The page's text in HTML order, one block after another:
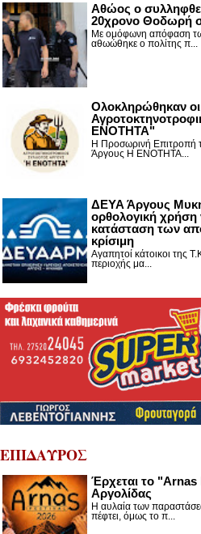
Αθώος ο
20χρονο Θοδωρή
Με ομόφωνη απόφαση
αθωώθηκε ο πολίτης π...
Ολοκληρώθηκαν οι
ΕΝΟΤΗΤΑ"
Η Προσωρινή Επιτροπή
Άργους Η ΕΝΟΤΗΤΑ...
ΔΕΥΑ Άργους
ορθολογική
κατάσταση των
κρίσιμη
Αγαπητοί κάτοικοι της
περιοχής μα...
ΕΠΙΔΑΥΡΟΣ
Έρχεται το
Αργολίδας
Η αυλαία των
πέφτει, όμως το π...